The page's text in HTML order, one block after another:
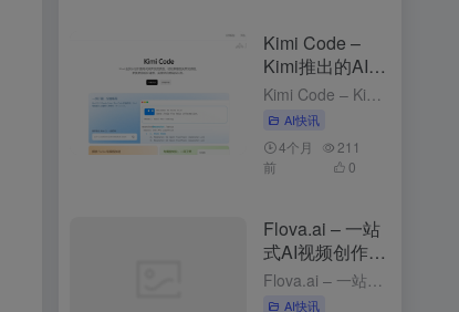
Kimi Code –
Kimi推出的AI编
程工具
Kimi Code – Kimi推出的AI编程工具 2个月前发布 Kimi Code是什么 Kimi Code 是 Kimi推出的，可在终端（CLI）、VS Code 、 、JetBrains 和 Z...
AI快讯
4个月
前
211
0
Flova.ai – 一站
式AI视频创作平
台，对话式创作Flova.ai – 一站式AI视频创作平台，对话式创作 5个月前发布 Flova.ai是什么 Flova.ai 是创新的 ，通过自然对话的方式，将用户的创意转化为完整的视频作品。用户只需输入一个核心...
AI快讯